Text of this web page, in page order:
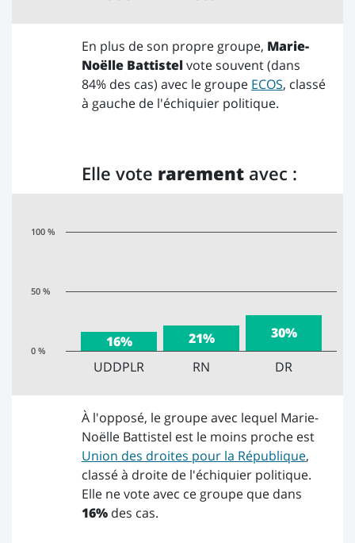
En plus de son propre groupe, Marie-
Noëlle Battistelvote souvent (dans
84% des cas) avec le groupe ECOS, classé
à gauche de l'échiquier politique.
Elle vote rarementavec :
100 %
50 %
0 %
16% 21%
30%
UDDPLR
RN DR
À l'opposé, le groupe avec lequel Marie-
Noëlle Battistel est le moins proche est
Union des droites pour la République,
classé à droite de l'échiquier politique.
Elle ne vote avec ce groupe que dans
16%des cas.